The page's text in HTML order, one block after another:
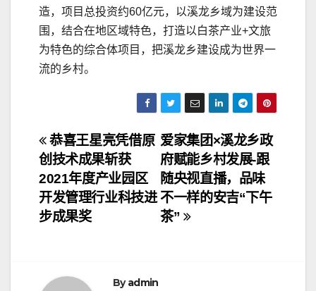
造，项目总投资约60亿元，以溪龙乡域为建设范
围，结合在地区域特色，打造以白茶产业+文旅
为特色的综合体项目，把溪龙乡建设成为世界一
流的乡村。
文
章
导
爱家集团×溪龙乡政
府赋能乡村发展-跟
随央视直播，品味
不一样的安吉“下午
茶”
恭喜王星亮凭借原
创技术成果斩获
2021年度产业园区
开发管理行业科技进
步成果奖
Byadmin